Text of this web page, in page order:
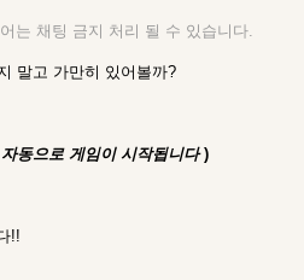
는 채팅 금지 처리 될 수 있습니다.
말고 가만히 있어볼까?
동으로 게임이 시작됩니다)
!!